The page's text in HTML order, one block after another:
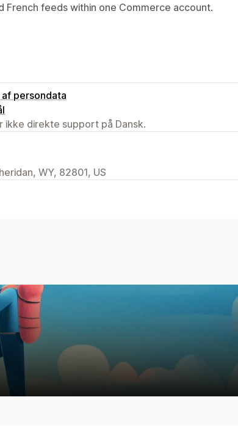
French feeds within one Commerce account.
persondata
ikke direkte support på Dansk.
WY, 82801, US